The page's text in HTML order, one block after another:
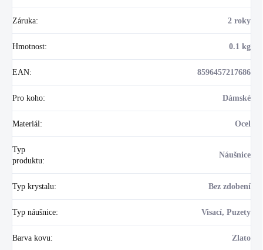
Záruka: 2 roky
Hmotnost: 0.1 kg
EAN: 8596457217686
Pro koho: Dámské
Materiál : Ocel
Typ
produktu:
Náušnice
Typ krystalu: Bez zdobení
Typ náušnice: Visací, Puzety
Barva kovu: Zlato